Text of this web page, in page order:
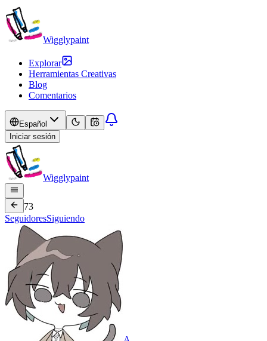
Wigglypaint
Explorar
Herramientas Creativas
Blog
Comentarios
Español
Iniciar sesión
Wigglypaint
73
SeguidoresSiguiendo